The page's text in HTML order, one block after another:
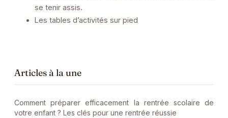
se tenir assis.
Les tables d’activités sur pied
Articles à la une
Comment préparer efficacement la rentrée scolaire de
votre enfant ? Les clés pour une rentrée réussie